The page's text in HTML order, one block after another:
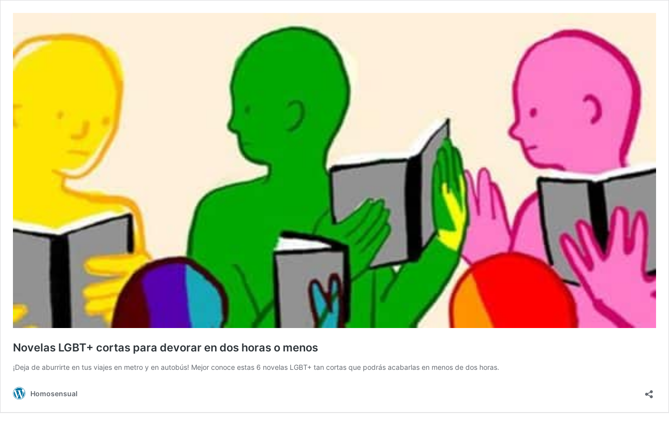
Novelas LGBT+ cortas para devorar en dos horas o menos
¡Deja de aburrirte en tus viajes en metro y en autobús! Mejor conoce estas 6 novelas LGBT+ tan cortas que podrás acabarlas en menos de dos horas.
Homosensual